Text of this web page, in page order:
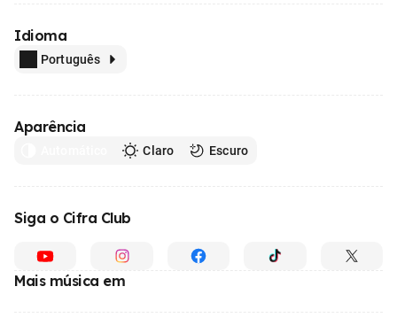
Idioma
Português
Aparência
Claro Escuro
Siga o Cifra Club
Mais música em